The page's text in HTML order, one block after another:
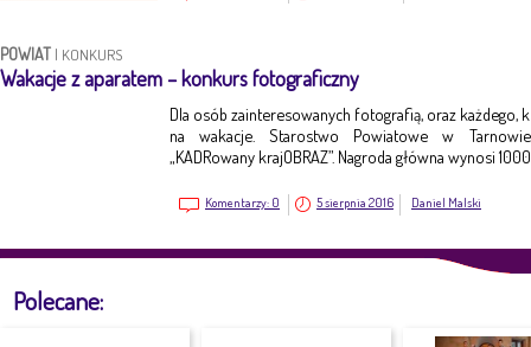
POWIAT | KONKURS
Wakacje z aparatem – konkurs fotograficzny
Dla osób zainteresowanych fotografią, oraz każdego,
na wakacje. Starostwo Powiatowe w
„KADRowany krajOBRAZ”. Nagroda główna wynosi 1000
Komentarzy: 0 5 sierpnia 2016 Daniel Malski
Polecane: